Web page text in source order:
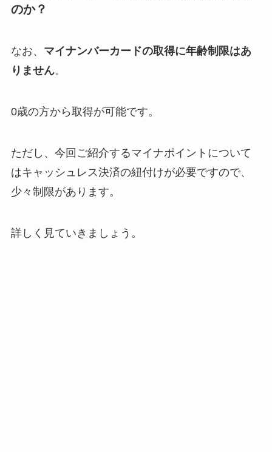
のか？
なお、 マイナンバーカードの取得に年齢制限はあ
りません。
0歳の方から取得が可能です。
ただし、今回ご紹介するマイナポイントについて
はキャッシュレス決済の紐付けが必要ですので、
少々制限があります。
詳しく見ていきましょう。